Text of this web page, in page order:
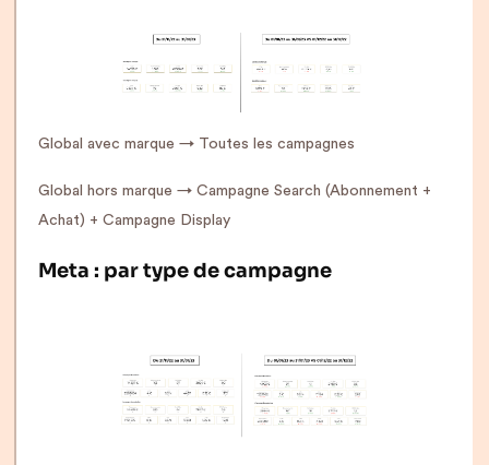
Global avec marque → Toutes les campagnes
Global hors marque → Campagne Search (Abonnement +
Achat) + Campagne Display
Meta : par type de campagne